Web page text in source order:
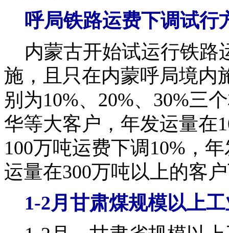
呼局铁路运费下调试行
内蒙古开始试运行铁路
施，且只在内蒙呼局境内
别为10%、20%、30%三
华等大客户，年发运量在
100万吨运费下调10%，
运量在300万吨以上的客
1-2月甘肃煤规模以上